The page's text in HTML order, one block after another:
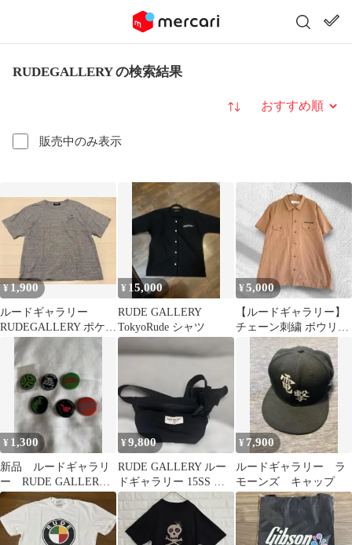
RUDEGALLERY の検索結果
販売中のみ表示
並び替え
¥1,900
ルードギャラリー
RUDEGALLERY ポケッ
トTシャツ グレー Sサ
イズ
¥ 15,000
RUDE GALLERY
TokyoRude シャツ
¥5,000
【ルードギャラリー】
チェーン刺繍 ボウリン
グシャツ 2(S) ピンクベ
ージュ
¥ 1,300
新品 ルードギャラリ
ー RUDE GALLERY
缶バッチ 6個
¥9,800
RUDE GALLERY ルー
ドギャラリー 15SS ウ
エストバッグ
¥ 7,900
ルードギャラリー ラ
モーンズ キャップ